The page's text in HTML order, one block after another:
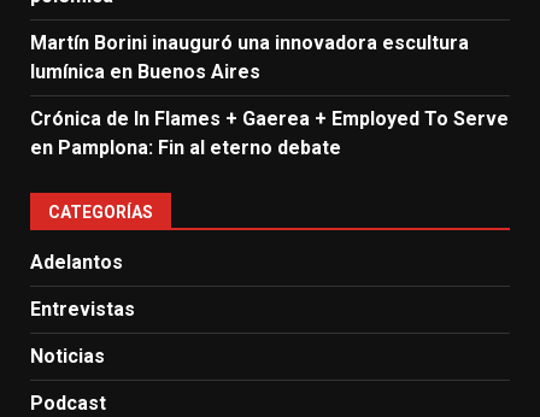
Martín Borini inauguró una innovadora escultura
lumínica en Buenos Aires
Crónica de In Flames + Gaerea + Employed To Serve
en Pamplona: Fin al eterno debate
CATEGORÍAS
Adelantos
Entrevistas
Noticias
Podcast